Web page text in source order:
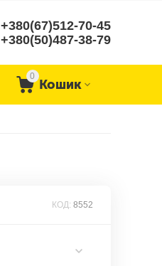
+380(67)512-70-45
+380(50)487-38-79
0
Кошик
КОД: 8552